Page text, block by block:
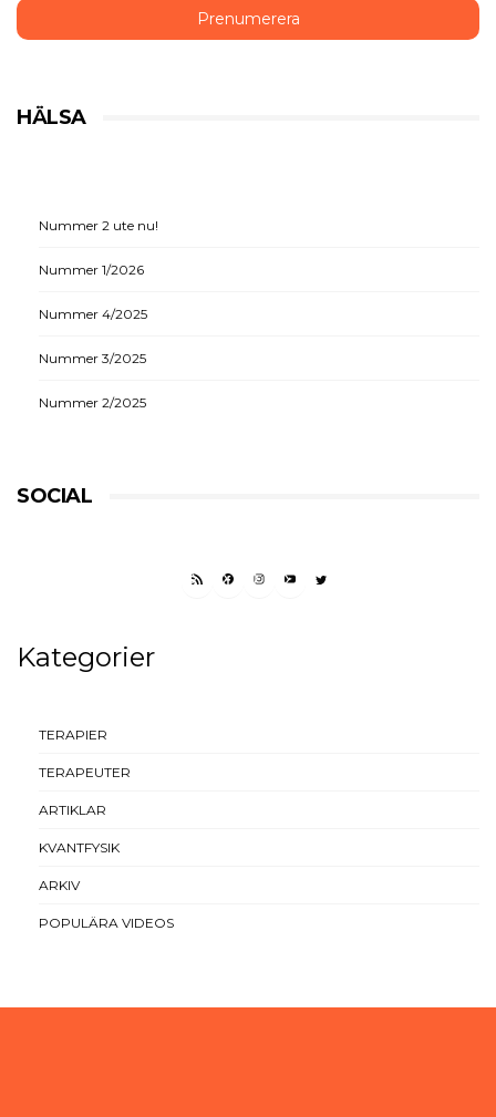
HÄLSA
Nummer 2 ute nu!
Nummer 1/2026
Nummer 4/2025
Nummer 3/2025
Nummer 2/2025
SOCIAL
RSS FEEDFACEBOOK
INSTAGRAM
YOUTUBETWITTER
Kategorier
TERAPIER
TERAPEUTER
ARTIKLAR
KVANTFYSIK
ARKIV
POPULÄRA VIDEOS